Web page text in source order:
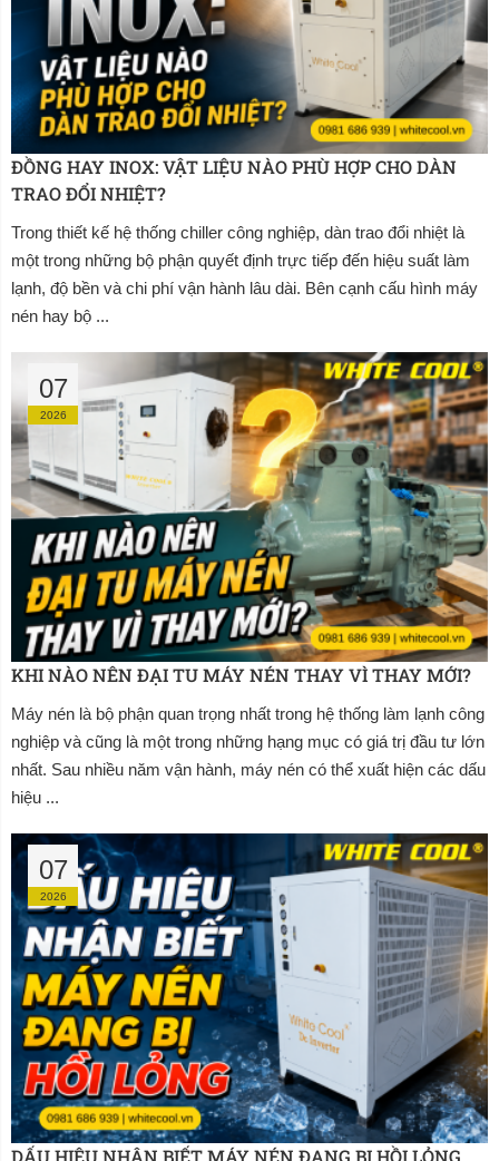
ĐỒNG HAY INOX: VẬT LIỆU NÀO PHÙ HỢP CHO DÀN
TRAO ĐỔI NHIỆT?
Trong thiết kế hệ thống chiller công nghiệp, dàn trao đổi nhiệt là
một trong những bộ phận quyết định trực tiếp đến hiệu suất làm
lạnh, độ bền và chi phí vận hành lâu dài. Bên cạnh cấu hình máy
nén hay bộ ...
07
2026
KHI NÀO NÊN ĐẠI TU MÁY NÉN THAY VÌ THAY MỚI?
Máy nén là bộ phận quan trọng nhất trong hệ thống làm lạnh công
nghiệp và cũng là một trong những hạng mục có giá trị đầu tư lớn
nhất. Sau nhiều năm vận hành, máy nén có thể xuất hiện các dấu
hiệu ...
07
2026